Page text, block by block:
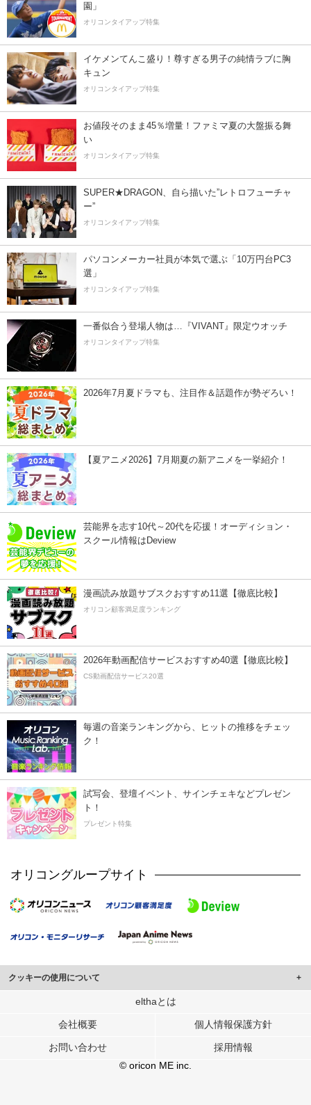
園」
オリコンタイアップ特集
イケメンてんこ盛り！尊すぎる男子の純情ラブに胸
キュン
オリコンタイアップ特集
お値段そのまま45％増量！ファミマ夏の大盤振る舞
い
オリコンタイアップ特集
SUPER★DRAGON、自ら描いた”レトロフューチャ
ー”
オリコンタイアップ特集
パソコンメーカー社員が本気で選ぶ「10万円台PC3
選」
オリコンタイアップ特集
一番似合う登場人物は…『VIVANT』限定ウオッチ
オリコンタイアップ特集
2026年7月夏ドラマも、注目作＆話題作が勢ぞろい！
【夏アニメ2026】7月期夏の新アニメを一挙紹介！
芸能界を志す10代～20代を応援！オーディション・
スクール情報はDeview
漫画読み放題サブスクおすすめ11選【徹底比較】
オリコン顧客満足度ランキング
2026年動画配信サービスおすすめ40選【徹底比較】
CS動画配信サービス20選
毎週の音楽ランキングから、ヒットの推移をチェッ
ク！
試写会、登壇イベント、サインチェキなどプレゼン
ト！
プレゼント特集
オリコングループサイト
クッキーの使用について
このサイトでは Cookie を使用して、ユーザーに合わせたコンテンツや広告の
行っています。
メディアや広告配信、データ解析の各パートナーに提供しています。
各パートナーは、この情報とユーザーが各パートナーに提供した他の情報や、
ユーザーが各パートナーのサービスを使用したときに収集した他の情報を組み
elthaとは
会社概要 個人情報保護方針
お問い合わせ
採用情報
© oricon ME inc.